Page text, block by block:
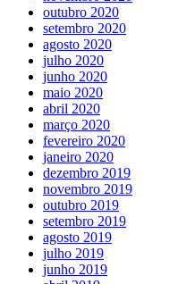
outubro 2020
setembro 2020
agosto 2020
julho 2020
junho 2020
maio 2020
abril 2020
março 2020
fevereiro 2020
janeiro 2020
dezembro 2019
novembro 2019
outubro 2019
setembro 2019
agosto 2019
julho 2019
junho 2019